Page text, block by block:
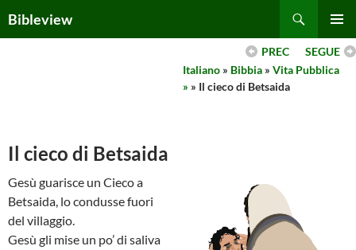
toBibleview
MENU
SEGUE
PREC
Italiano » Bibbia » Vita Pubblica
» » Il cieco di Betsaida
Il cieco di Betsaida
Gesù guarisce un Cieco a
Betsaida, lo condusse fuori
del villaggio.
Gesù gli mise un po’ di saliva